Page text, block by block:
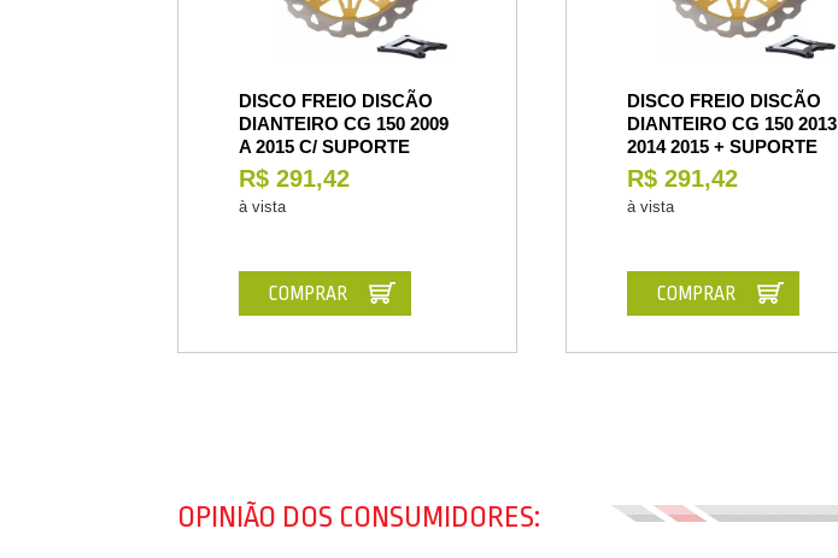
DISCO FREIO DISCÃO
DIANTEIRO CG 150 2009
A 2015 C/ SUPORTE
R$ 291,42
à vista
COMPRAR
DISCO FREIO DISCÃO
DIANTEIRO CG 150 2013
2014 2015 + SUPORTE
R$ 291,42
à vista
COMPRAR
OPINIÃO DOS CONSUMIDORES: